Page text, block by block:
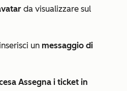
da visualizzare sul
un messaggio di
Assegna i ticket in